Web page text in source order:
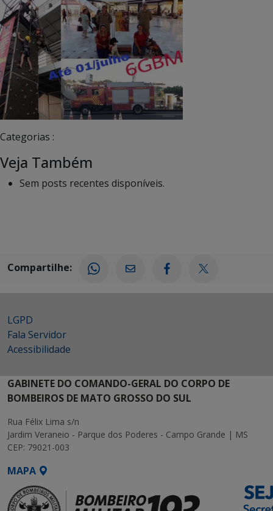
Categorias :
Veja Também
Sem posts recentes disponíveis.
Compartilhe:
LGPD
Fala Servidor
Acessibilidade
GABINETE DO COMANDO-GERAL DO CORPO DE
BOMBEIROS DE MATO GROSSO DO SUL
Rua Félix Lima s/n
Jardim Veraneio - Parque dos Poderes - Campo Grande | MS
CEP: 79021-003
MAPA